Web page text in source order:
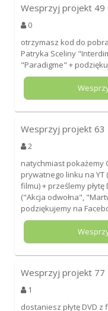
Wesprzyj projekt 49
0
otrzymasz kod do
Patryka Sceliny
"Paradigme" +
Wesprzyj projekt 63
2
natychmiast pokażemy
prywatnego linku na
filmu) + prześlemy
("Akcja odwołna",
podziękujemy na
Wesprzyj projekt 77
1
dostaniesz płytę DVD